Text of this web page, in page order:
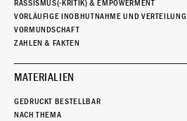
RASSISMUS(-KRITIK) & EMPOWERMENT
VORLÄUFIGE INOBHUTNAHME UND VERTEILUNG
VORMUNDSCHAFT
ZAHLEN & FAKTEN
MATERIALIEN
GEDRUCKT BESTELLBAR
NACH THEMA